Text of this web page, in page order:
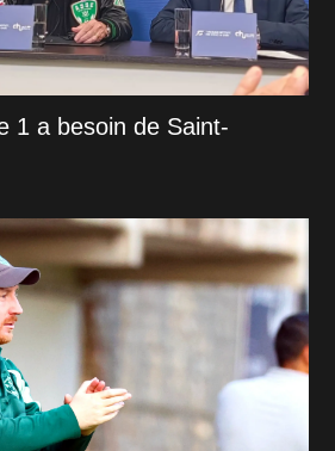
1 a besoin de Saint-